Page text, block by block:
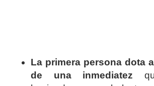
La primera persona dota
de una inmediatez